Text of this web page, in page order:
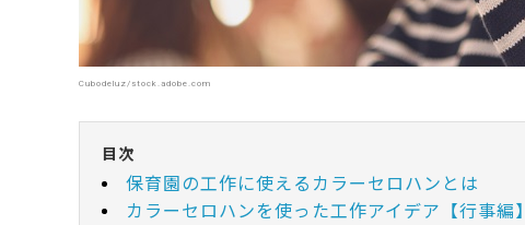
Cubodeluz/stock.adobe.com
目次
保育園の工作に使えるカラーセロハンとは
カラーセロハンを使った工作アイデア【行事編】